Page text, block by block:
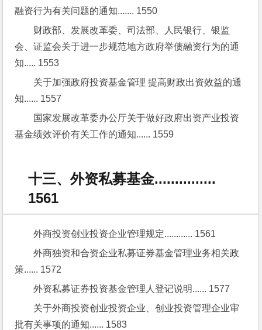
融资行为有关问题的通知....... 1550
财政部、发展改革委、司法部、人民银行、银监
会、证监会关于进一步规范地方政府举债融资行为的通
知..... 1553
关于加强政府投资基金管理 提高财政出资效益的通
知...... 1557
国家发展改革委办公厅关于做好政府出资产业投资
基金绩效评价有关工作的通知...... 1559
十三、外资私募基金...............
1561
外商投资创业投资企业管理规定............ 1561
外商独资和合资企业私募证券基金管理业务相关政
策...... 1572
外资私募证券投资基金管理人登记说明...... 1577
关于外商投资创业投资企业、创业投资管理企业审
批有关事项的通知...... 1583